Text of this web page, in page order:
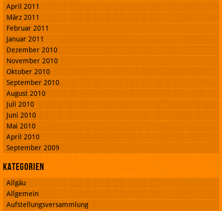
April 2011
März 2011
Februar 2011
Januar 2011
Dezember 2010
November 2010
Oktober 2010
September 2010
August 2010
Juli 2010
Juni 2010
Mai 2010
April 2010
September 2009
Kategorien
Allgäu
Allgemein
Aufstellungsversammlung